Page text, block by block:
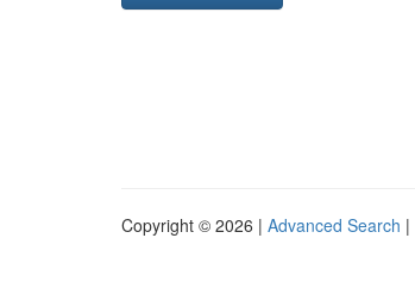
Copyright © 2026 | Advanced Search |